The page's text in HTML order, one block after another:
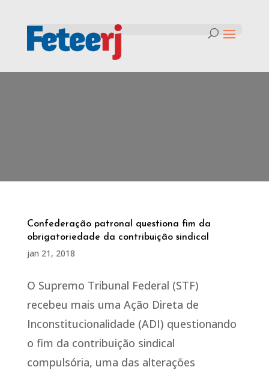
Confederação patronal questiona fim da
obrigatoriedade da contribuição sindical
jan 21, 2018
O Supremo Tribunal Federal (STF)
recebeu mais uma Ação Direta de
Inconstitucionalidade (ADI) questionando
o fim da contribuição sindical
compulsória, uma das alterações